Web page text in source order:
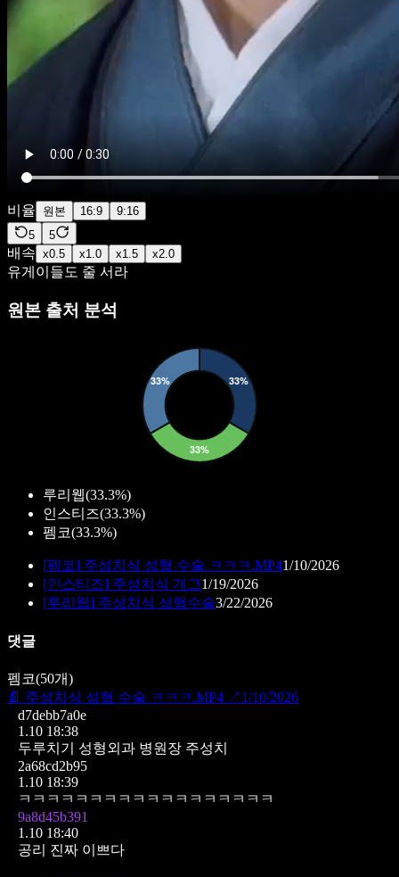
비율 원본 16:9
9:16
5
5
배속 x0.5 x1.0 x1.5 x2.0
유게이들도 줄 서라
원본 출처 분석
루리웹(33.3%)
인스티즈(33.3%)
펨코(33.3%)
[펨코] 주성치식 성형 수술 ㅋㅋㅋ.MP41/10/2026
[인스티즈] 주성치식 개그1/19/2026
[루리웹] 주성치식 성형수술3/22/2026
댓글
펨코(50개)
📄 주성치식 성형 수술 ㅋㅋㅋ.MP4 ↗ 1/10/2026
d7debb7a0e
1.10 18:38
두루치기 성형외과 병원장 주성치
2a68cd2b95
1.10 18:39
ㅋㅋㅋㅋㅋㅋㅋㅋㅋㅋㅋㅋㅋㅋㅋㅋㅋㅋ
9a8d45b391
1.10 18:40
공리 진짜 이쁘다